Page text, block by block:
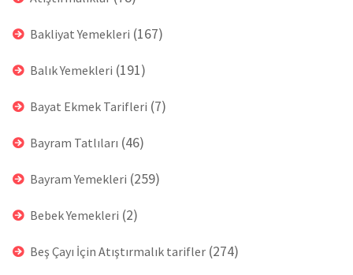
Bakliyat Yemekleri (167)
Balık Yemekleri (191)
Bayat Ekmek Tarifleri (7)
Bayram Tatlıları (46)
Bayram Yemekleri (259)
Bebek Yemekleri (2)
Beş Çayı İçin Atıştırmalık tarifler (274)